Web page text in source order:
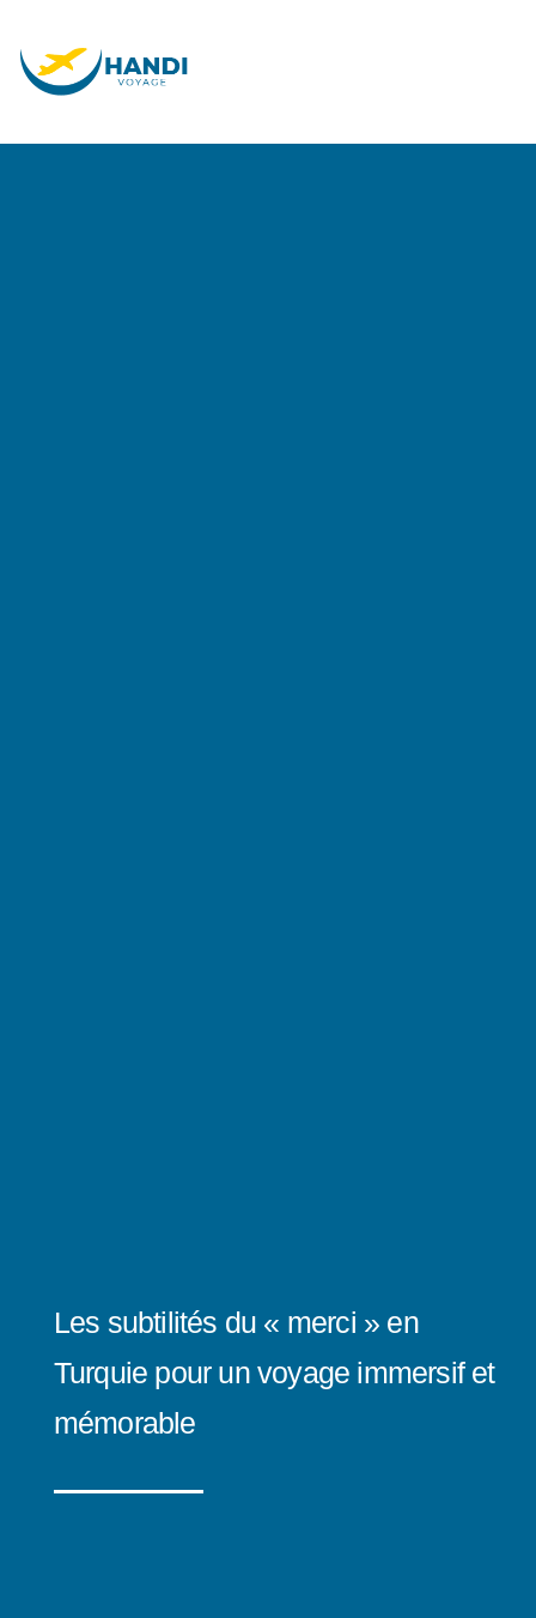
Les subtilités du « merci » en
Turquie pour un voyage immersif et
mémorable